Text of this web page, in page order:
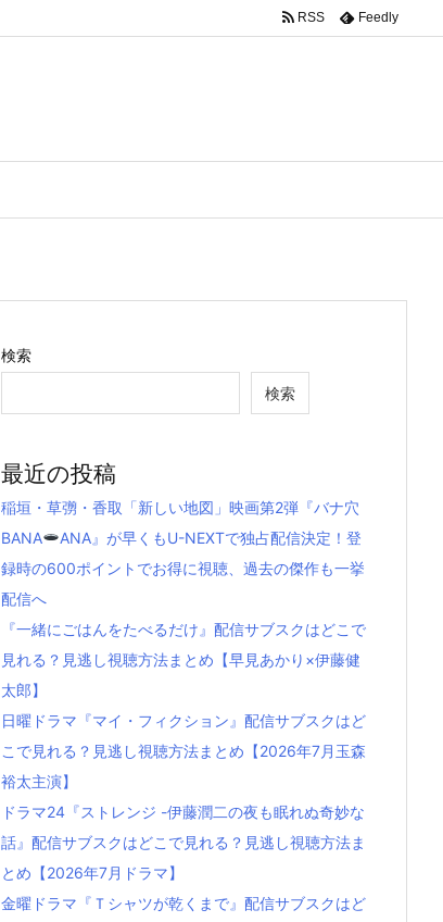
RSS Feedly
検索
検索
最近の投稿
稲垣・草彅・香取「新しい地図」映画第2弾『バナ穴
BANA
ANA』が早くもU-NEXTで独占配信決定！登
録時の600ポイントでお得に視聴、過去の傑作も一挙
配信へ
『一緒にごはんをたべるだけ』配信サブスクはどこで
見れる？見逃し視聴方法まとめ【早見あかり×伊藤健
太郎】
日曜ドラマ『マイ・フィクション』配信サブスクはど
こで見れる？見逃し視聴方法まとめ【2026年7月玉森
裕太主演】
ドラマ24『ストレンジ -伊藤潤二の夜も眠れぬ奇妙な
話』配信サブスクはどこで見れる？見逃し視聴方法ま
とめ【2026年7月ドラマ】
金曜ドラマ『Ｔシャツが乾くまで』配信サブスクはど